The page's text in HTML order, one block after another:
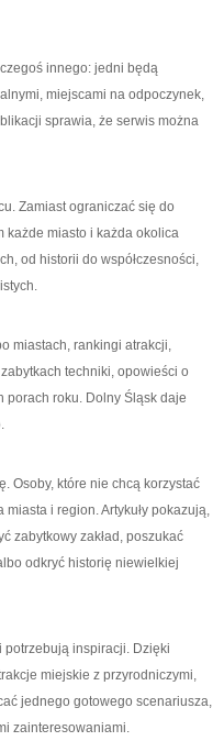
innego: jedni będą
miejscami na odpoczynek,
sprawia, że serwis można
Zamiast ograniczać się do
każde miasto i każda okolica
od historii do współczesności,
miastach, rankingi atrakcji,
techniki, opowieści o
porach roku. Dolny Śląsk daje
Osoby, które nie chcą korzystać
i region. Artykuły pokazują,
zabytkowy zakład, poszukać
odkryć historię niewielkiej
potrzebują inspiracji. Dzięki
miejskie z przyrodniczymi,
jednego gotowego scenariusza,
zainteresowaniami.